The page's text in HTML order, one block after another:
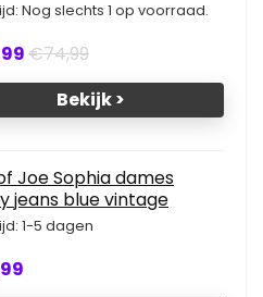
Nog slechts 1 op voorraad.
€74,99
Bekijk >
Joe Sophia dames
jeans blue vintage
1-5 dagen